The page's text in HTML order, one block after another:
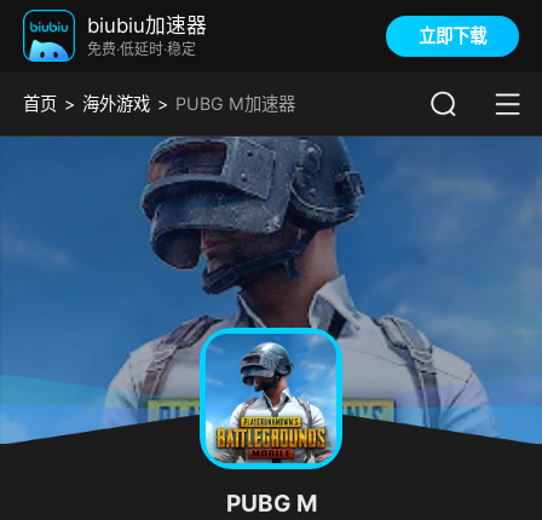
biubiu加速器
免费·低延时·稳定
立即下载
首页 海外游戏 PUBG M加速器
PUBG M